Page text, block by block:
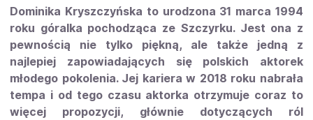
Dominika Kryszczyńska to urodzona 31 marca 1994
roku góralka pochodząca ze Szczyrku. Jest ona z
pewnością nie tylko piękną, ale także jedną z
najlepiej zapowiadających się polskich aktorek
młodego pokolenia. Jej kariera w 2018 roku nabrała
tempa i od tego czasu aktorka otrzymuje coraz to
więcej propozycji, głównie dotyczących ról